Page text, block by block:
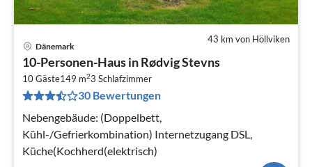
43 km von Höllviken
Dänemark
10-Personen-Haus in Rødvig Stevns
10 Gäste149 m23 Schlafzimmer
30 Bewertungen
Nebengebäude: (Doppelbett,
Kühl-/Gefrierkombination) Internetzugang DSL,
Küche(Kochherd(elektrisch)